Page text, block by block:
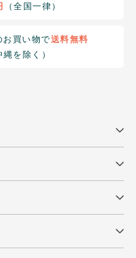
（全国一律）
お買い物で送料無料
縄を除く）